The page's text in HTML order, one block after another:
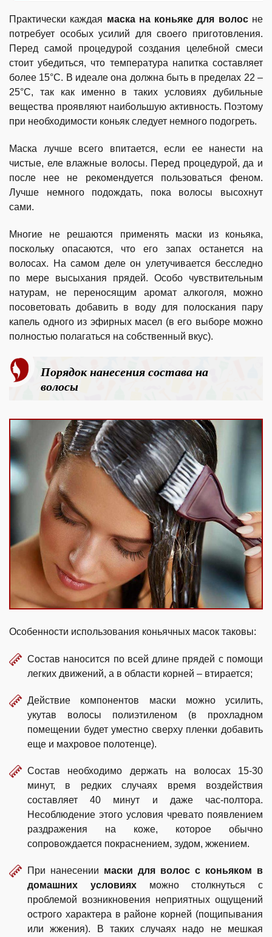
Практически каждая маска на коньяке для волосне
потребует особых усилий для своего приготовления.
Перед самой процедурой создания целебной смеси
стоит убедиться, что температура напитка составляет
более 15°С. В идеале она должна быть в пределах 22 –
25°С, так как именно в таких условиях дубильные
вещества проявляют наибольшую активность. Поэтому
при необходимости коньяк следует немного подогреть.
Маска лучше всего впитается, если ее нанести на
чистые, еле влажные волосы. Перед процедурой, да и
после нее не рекомендуется пользоваться феном.
Лучше немного подождать, пока волосы высохнут
сами.
Многие не решаются применять маски из коньяка,
поскольку опасаются, что его запах останется на
волосах. На самом деле он улетучивается бесследно
по мере высыхания прядей. Особо чувствительным
натурам, не переносящим аромат алкоголя, можно
посоветовать добавить в воду для полоскания пару
капель одного из эфирных масел (в его выборе можно
полностью полагаться на собственный вкус).
Порядок нанесения состава на
волосы
Особенности использования коньячных масок таковы:
Состав наносится по всей длине прядей с помощи
легких движений, а в области корней – втирается;
Действие компонентов маски можно усилить,
укутав волосы полиэтиленом (в прохладном
помещении будет уместно сверху пленки добавить
еще и махровое полотенце).
Состав необходимо держать на волосах 15-30
минут, в редких случаях время воздействия
составляет 40 минут и даже час-полтора.
Несоблюдение этого условия чревато появлением
раздражения на коже, которое обычно
сопровождается покраснением, зудом, жжением.
При нанесении маски для волос с коньяком в
домашних условияхможно столкнуться с
проблемой возникновения неприятных ощущений
острого характера в районе корней (пощипывания
или жжения). В таких случаях надо не мешкая